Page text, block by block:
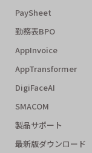
PaySheet
勤務表BPO
AppInvoice
AppTransformer
DigiFaceAI
SMACOM
製品サポート
最新版ダウンロード